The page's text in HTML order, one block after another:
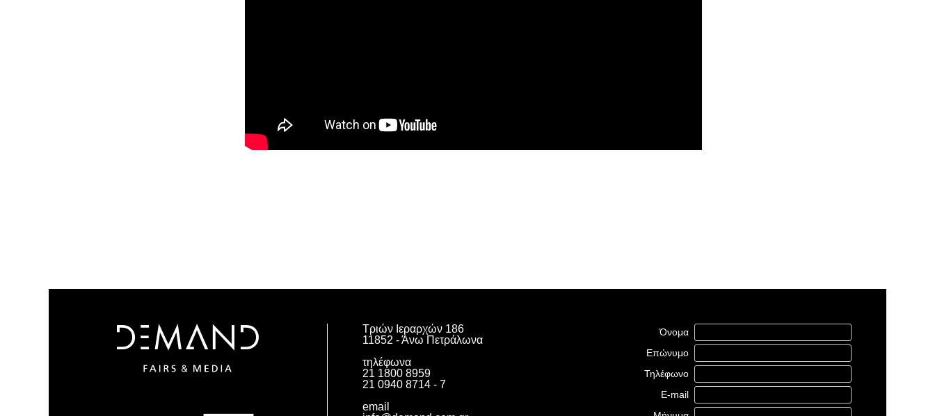
Τριών Ιεραρχών 186
11852 - Άνω Πετράλωνα
τηλέφωνα
21 1800 8959
21 0940 8714 - 7
email
Όνομα
Επώνυμο
Τηλέφωνο
E-mail